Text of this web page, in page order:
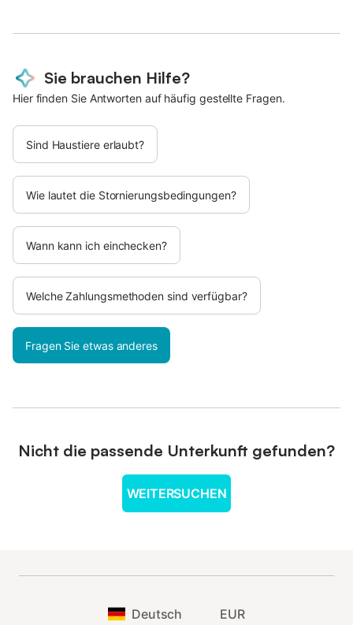
Sie brauchen Hilfe?
Hier finden Sie Antworten auf häufig gestellte Fragen.
Sind Haustiere erlaubt?
Wie lautet die Stornierungsbedingungen?
Wann kann ich einchecken?
Welche Zahlungsmethoden sind verfügbar?
Fragen Sie etwas anderes
Nicht die passende Unterkunft gefunden?
WEITERSUCHEN
Deutsch EUR